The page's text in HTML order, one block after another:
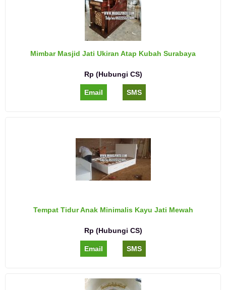
Mimbar Masjid Jati Ukiran Atap Kubah Surabaya
Rp (Hubungi CS)
Email SMS
Tempat Tidur Anak Minimalis Kayu Jati Mewah
Rp (Hubungi CS)
Email SMS